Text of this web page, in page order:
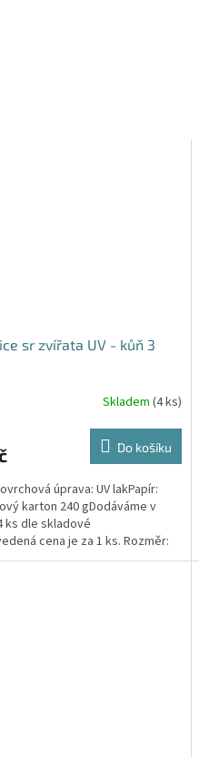
sr zvířata UV - kůň 3
Skladem (4 ks)
Do košíku
úprava: UV lakPapír:
karton 240 gDodáváme v
ks dle skladové
cena je za 1 ks. Rozměr:
x 1mm (Š x V x...